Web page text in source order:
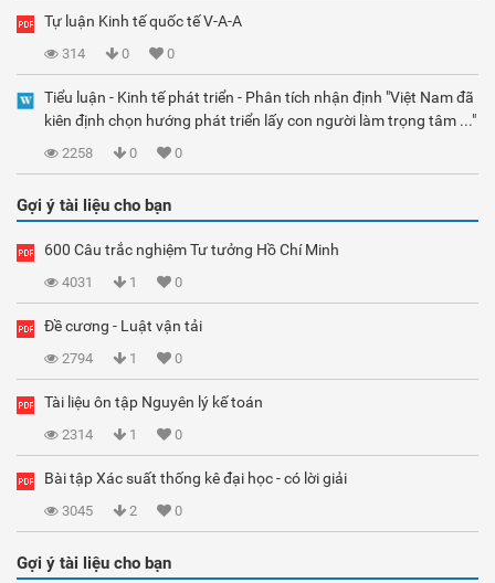
Tự luận Kinh tế quốc tế V-A-A
314 0 0
Tiểu luận - Kinh tế phát triển - Phân tích nhận định "Việt Nam đã
kiên định chọn hướng phát triển lấy con người làm trọng tâm ..."
2258 0 0
Gợi ý tài liệu cho bạn
600 Câu trắc nghiệm Tư tưởng Hồ Chí Minh
4031 1 0
Đề cương - Luật vận tải
2794 1 0
Tài liệu ôn tập Nguyên lý kế toán
2314 1 0
Bài tập Xác suất thống kê đại học - có lời giải
3045 2 0
Gợi ý tài liệu cho bạn